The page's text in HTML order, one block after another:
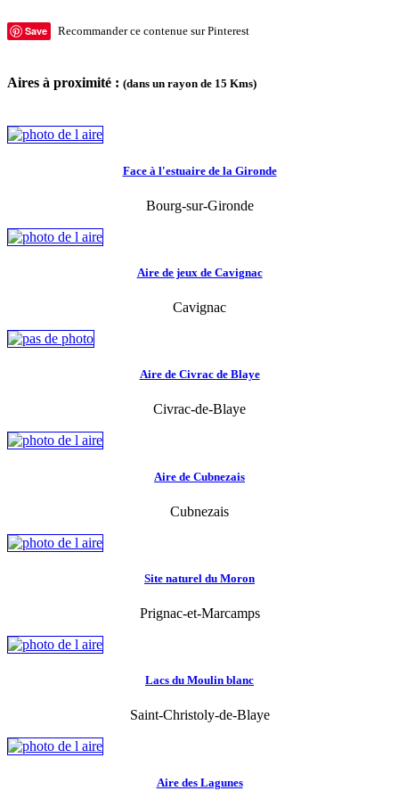
Save Recommander ce contenue sur Pinterest
Aires à proximité : (dans un rayon de 15 Kms)
Face à l'estuaire de la Gironde
Bourg-sur-Gironde
Aire de jeux de Cavignac
Cavignac
Aire de Civrac de Blaye
Civrac-de-Blaye
Aire de Cubnezais
Cubnezais
Site naturel du Moron
Prignac-et-Marcamps
Lacs du Moulin blanc
Saint-Christoly-de-Blaye
Aire des Lagunes